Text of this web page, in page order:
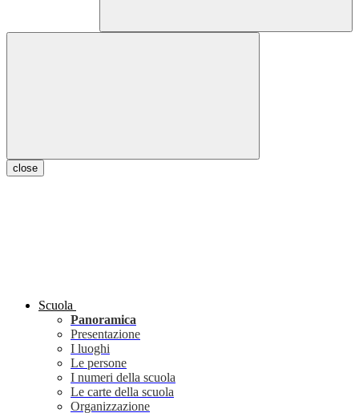
close
Scuola
Panoramica
Presentazione
I luoghi
Le persone
I numeri della scuola
Le carte della scuola
Organizzazione